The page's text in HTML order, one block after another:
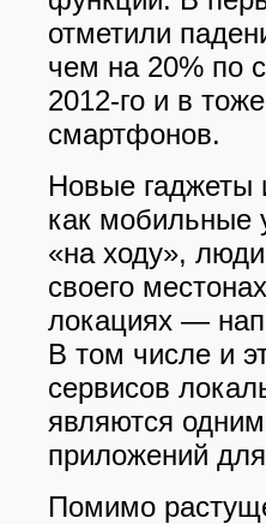
отметили
чем на 20% по
2012-го и в
смартфонов.
Новые гаджеты
как мобильные
«на ходу»,
своего
локациях —
В том числе и
сервисов
являются
приложений
Помимо